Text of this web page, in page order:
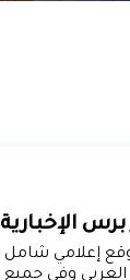
الإخبارية